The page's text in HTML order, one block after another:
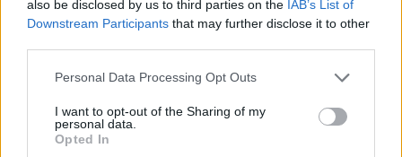
also be disclosed by us to third parties on the IAB’s List of
Downstream Participants that may further disclose it to other
Please note that this website/app uses one or more Google
not limited to your visit or usage behaviour. You may click to
grant or deny consent to Google and its third-party tags to
use your data for below specified purposes in below Google
Personal Data Processing Opt Outs
I want to opt-out of the Sharing of my
personal data.
Opted In